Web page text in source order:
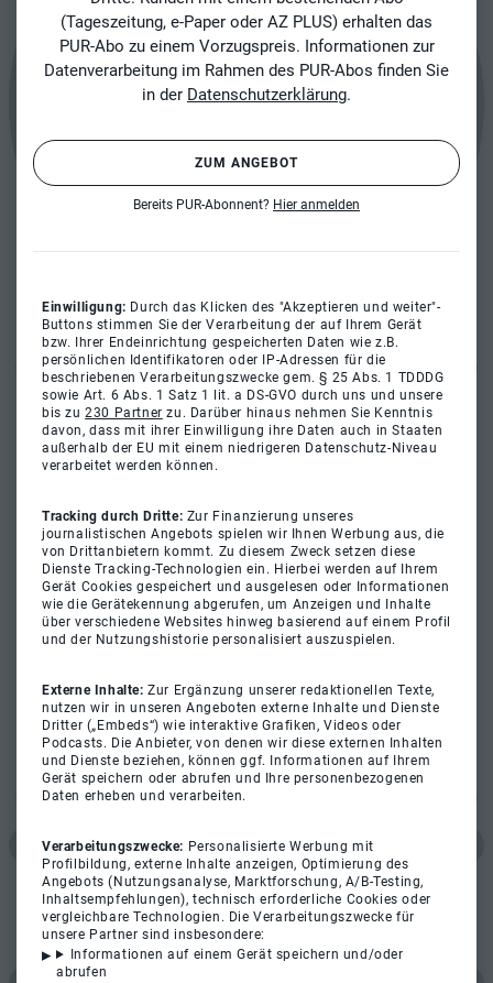
(Tageszeitung, e-Paper oder AZ PLUS) erhalten das
PUR-Abo zu einem Vorzugspreis. Informationen zur
Datenverarbeitung im Rahmen des PUR-Abos finden Sie
in der Datenschutzerklärung.
ZUM ANGEBOT
Bereits PUR-Abonnent? Hier anmelden
Einwilligung: Durch das Klicken des "Akzeptieren und weiter"-
Buttons stimmen Sie der Verarbeitung der auf Ihrem Gerät
bzw. Ihrer Endeinrichtung gespeicherten Daten wie z.B.
persönlichen Identifikatoren oder IP-Adressen für die
beschriebenen Verarbeitungszwecke gem. § 25 Abs. 1 TDDDG
sowie Art. 6 Abs. 1 Satz 1 lit. a DS-GVO durch uns und unsere
bis zu230 Partner zu. Darüber hinaus nehmen Sie Kenntnis
davon, dass mit ihrer Einwilligung ihre Daten auch in Staaten
außerhalb der EU mit einem niedrigeren Datenschutz-Niveau
verarbeitet werden können.
Tracking durch Dritte: Zur Finanzierung unseres
journalistischen Angebots spielen wir Ihnen Werbung aus, die
von Drittanbietern kommt. Zu diesem Zweck setzen diese
Dienste Tracking-Technologien ein. Hierbei werden auf Ihrem
Gerät Cookies gespeichert und ausgelesen oder Informationen
wie die Gerätekennung abgerufen, um Anzeigen und Inhalte
über verschiedene Websites hinweg basierend auf einem Profil
und der Nutzungshistorie personalisiert auszuspielen.
Externe Inhalte:Zur Ergänzung unserer redaktionellen Texte,
nutzen wir in unseren Angeboten externe Inhalte und Dienste
Dritter („Embeds“) wie interaktive Grafiken, Videos oder
Podcasts. Die Anbieter, von denen wir diese externen Inhalten
und Dienste beziehen, können ggf. Informationen auf Ihrem
Gerät speichern oder abrufen und Ihre personenbezogenen
Daten erheben und verarbeiten.
Verarbeitungszwecke: Personalisierte Werbung mit
Profilbildung, externe Inhalte anzeigen, Optimierung des
Angebots (Nutzungsanalyse, Marktforschung, A/B-Testing,
Inhaltsempfehlungen), technisch erforderliche Cookies oder
vergleichbare Technologien. Die Verarbeitungszwecke für
unsere Partner sind insbesondere:
Informationen auf einem Gerät speichern und/oder
abrufen